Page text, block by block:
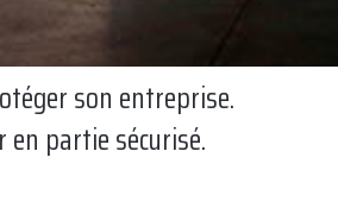
son entreprise.
partie sécurisé.